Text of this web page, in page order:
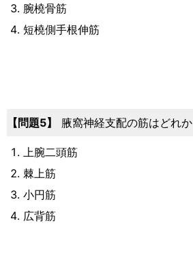
腕橈骨筋
短橈側手根伸筋
5 腋窩神経支配の筋はどれか
上腕二頭筋
棘上筋
小円筋
広背筋